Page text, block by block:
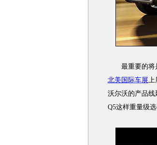
最重要的将
北美国际车展上
沃尔沃的产品
Q5这样重量级选